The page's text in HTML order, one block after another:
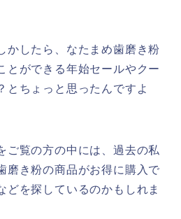
かしたら、なたまめ歯磨き粉
とができる年始セールやクー
とちょっと思ったんですよ
ご覧の方の中には、過去の私
磨き粉の商品がお得に購入で
どを探しているのかもしれま